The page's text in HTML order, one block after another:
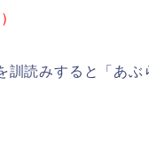
訓読みすると「あぶ